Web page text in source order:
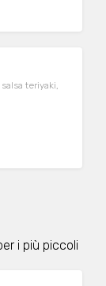
teriyaki,
i più piccoli